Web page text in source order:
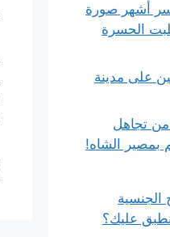
أشهر صورة
الحسرة
على مدينة
من تجاهل
بمصير الشاه!
عليك؟